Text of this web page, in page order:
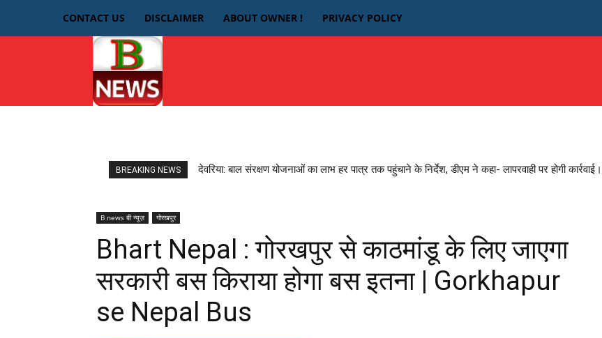
CONTACT US DISCLAIMER ABOUT OWNER ! PRIVACY POLICY
BREAKING NEWS देवरिया: बाल संरक्षण योजनाओं का लाभ हर पात्र तक पहुंचाने के निर्देश, डीएम ने कहा- लापरवाही पर होगी
B news बी न्यूज़ गोरखपुर
Bhart Nepal : गोरखपुर से काठमांडू के लिए जाएगा
सरकारी बस किराया होगा बस इतना | Gorkhapur
se Nepal Bus